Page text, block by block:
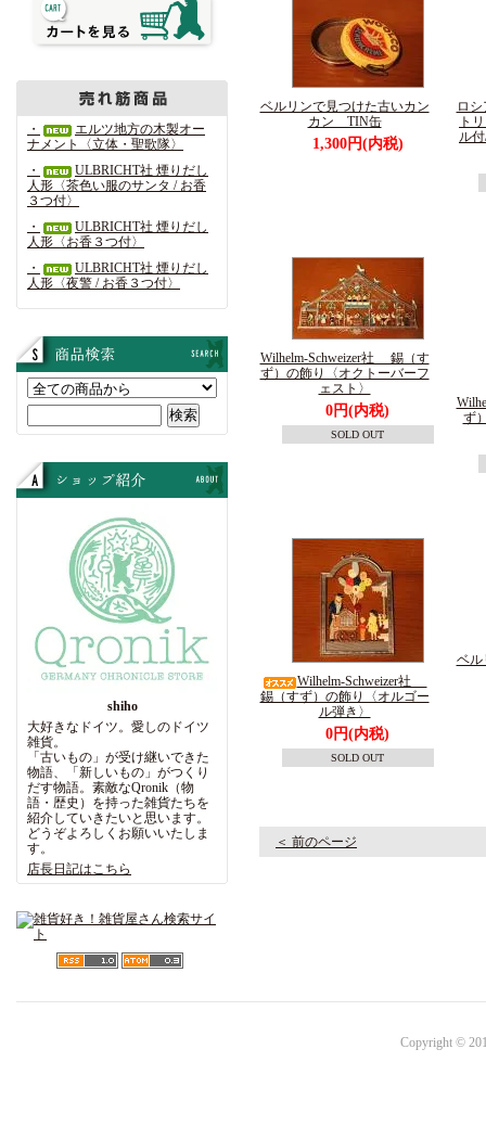
・
エルツ地方の木製オー
ナメント〈立体・聖歌隊〉
・
ULBRICHT社 煙りだし
人形〈茶色い服のサンタ / お香
３つ付〉
・
ULBRICHT社 煙りだし
人形〈お香３つ付〉
・
ULBRICHT社 煙りだし
人形〈夜警 / お香３つ付〉
shiho
大好きなドイツ。愛しのドイツ
雑貨。
「古いもの」が受け継いできた
物語、「新しいもの」がつくり
だす物語。素敵なQronik（物
語・歴史）を持った雑貨たちを
紹介していきたいと思います。
どうぞよろしくお願いいたしま
す。
店長日記はこちら
ベルリンで見つけた古いカン
カン TIN缶
1,300円(内税)
ロ
ト
ル
Wilhelm-Schweizer社 錫（す
ず）の飾り〈オクトーバーフ
ェスト〉
0円(内税)
SOLD OUT
ず
Wilhelm-Schweizer社
錫（すず）の飾り〈オルゴー
ル弾き〉
0円(内税)
SOLD OUT
ベル
＜ 前のページ
Copyright ©